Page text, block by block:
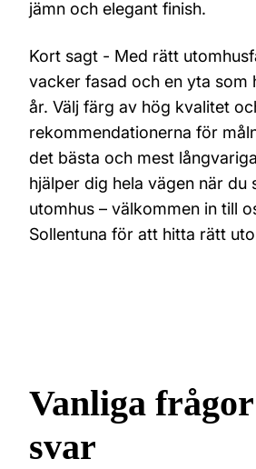
jämn och elegant finish.
Kort sagt - Med rätt
vacker fasad och en yta som
år. Välj färg av hög kvalitet
rekommendationerna för
det bästa och mest
hjälper dig hela vägen när du
utomhus – välkommen in till
Sollentuna för att hitta rätt
Vanliga
svar